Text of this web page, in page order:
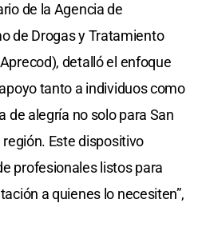
de la Agencia de
de Drogas y Tratamiento
detalló el enfoque
tanto a individuos como
de alegría no solo para San
Este dispositivo
profesionales listos para
a quienes lo necesiten”,